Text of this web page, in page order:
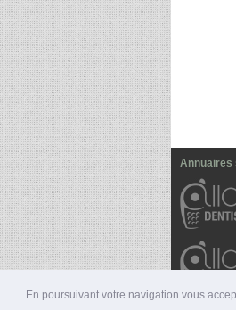
En poursuivant votre navigation vous
Annuaires